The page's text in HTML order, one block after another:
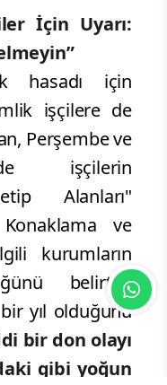
İçin Uyarı:
hasadı için
işçilere de
Perşembe ve
işçilerin
Alanları"
ve
kurumların
belirten
yıl olduğunu
bir don olayı
gibi yoğun